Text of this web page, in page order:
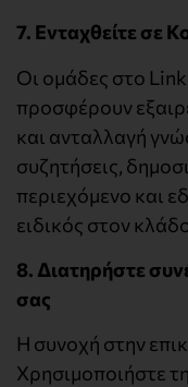
7. Ενταχθείτε σε
Οι ομάδες στο
προσφέρουν
και ανταλλαγή
συζητήσεις,
περιεχόμενο και
ειδικός στον
8. Διατηρήστε
σας
Η συνοχή στην
Χρησιμοποιήστε